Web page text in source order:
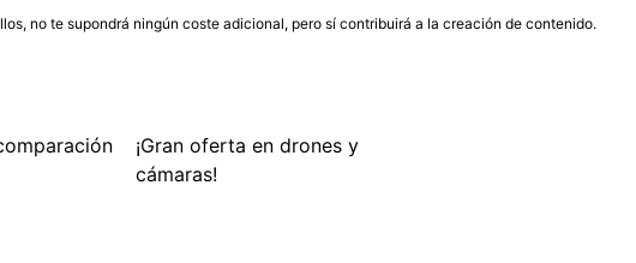
no te supondrá ningún coste adicional, pero sí contribuirá a la creación de contenido.
¡Gran oferta en drones y
cámaras!